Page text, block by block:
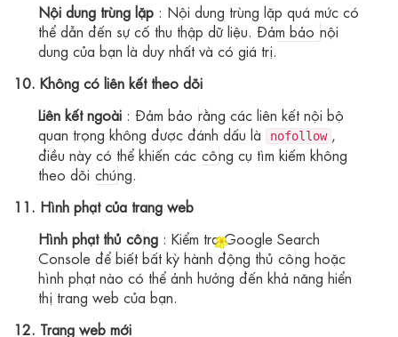
Nội dung trùng lặp : Nội dung trùng lặp quá mức có
thể dẫn đến sự cố thu thập dữ liệu. Đảm bảo nội
dung của bạn là duy nhất và có giá trị.
10. Không có liên kết theo dõi
Liên kết ngoài : Đảm bảo rằng các liên kết nội bộ
quan trọng không được đánh dấu là
nofollow
điều này có thể khiến các công cụ tìm kiếm không
theo dõi chúng.
11. Hình phạt của trang web
Hình phạt thủ công : Kiểm tra Google Search
Console để biết bất kỳ hành động thủ công hoặc
hình phạt nào có thể ảnh hưởng đến khả năng hiển
thị trang web của bạn.
12. Trang web mới